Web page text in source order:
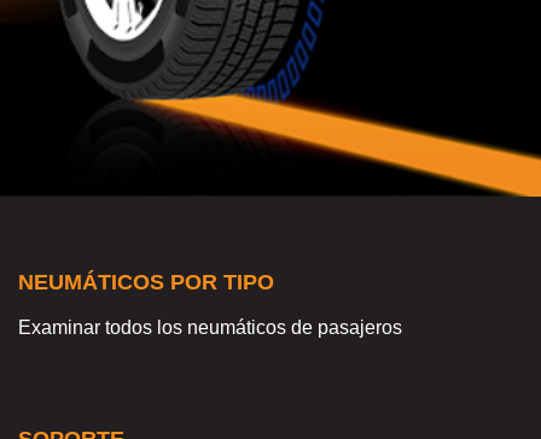
NEUMÁTICOS POR TIPO
Examinar todos los neumáticos de pasajeros